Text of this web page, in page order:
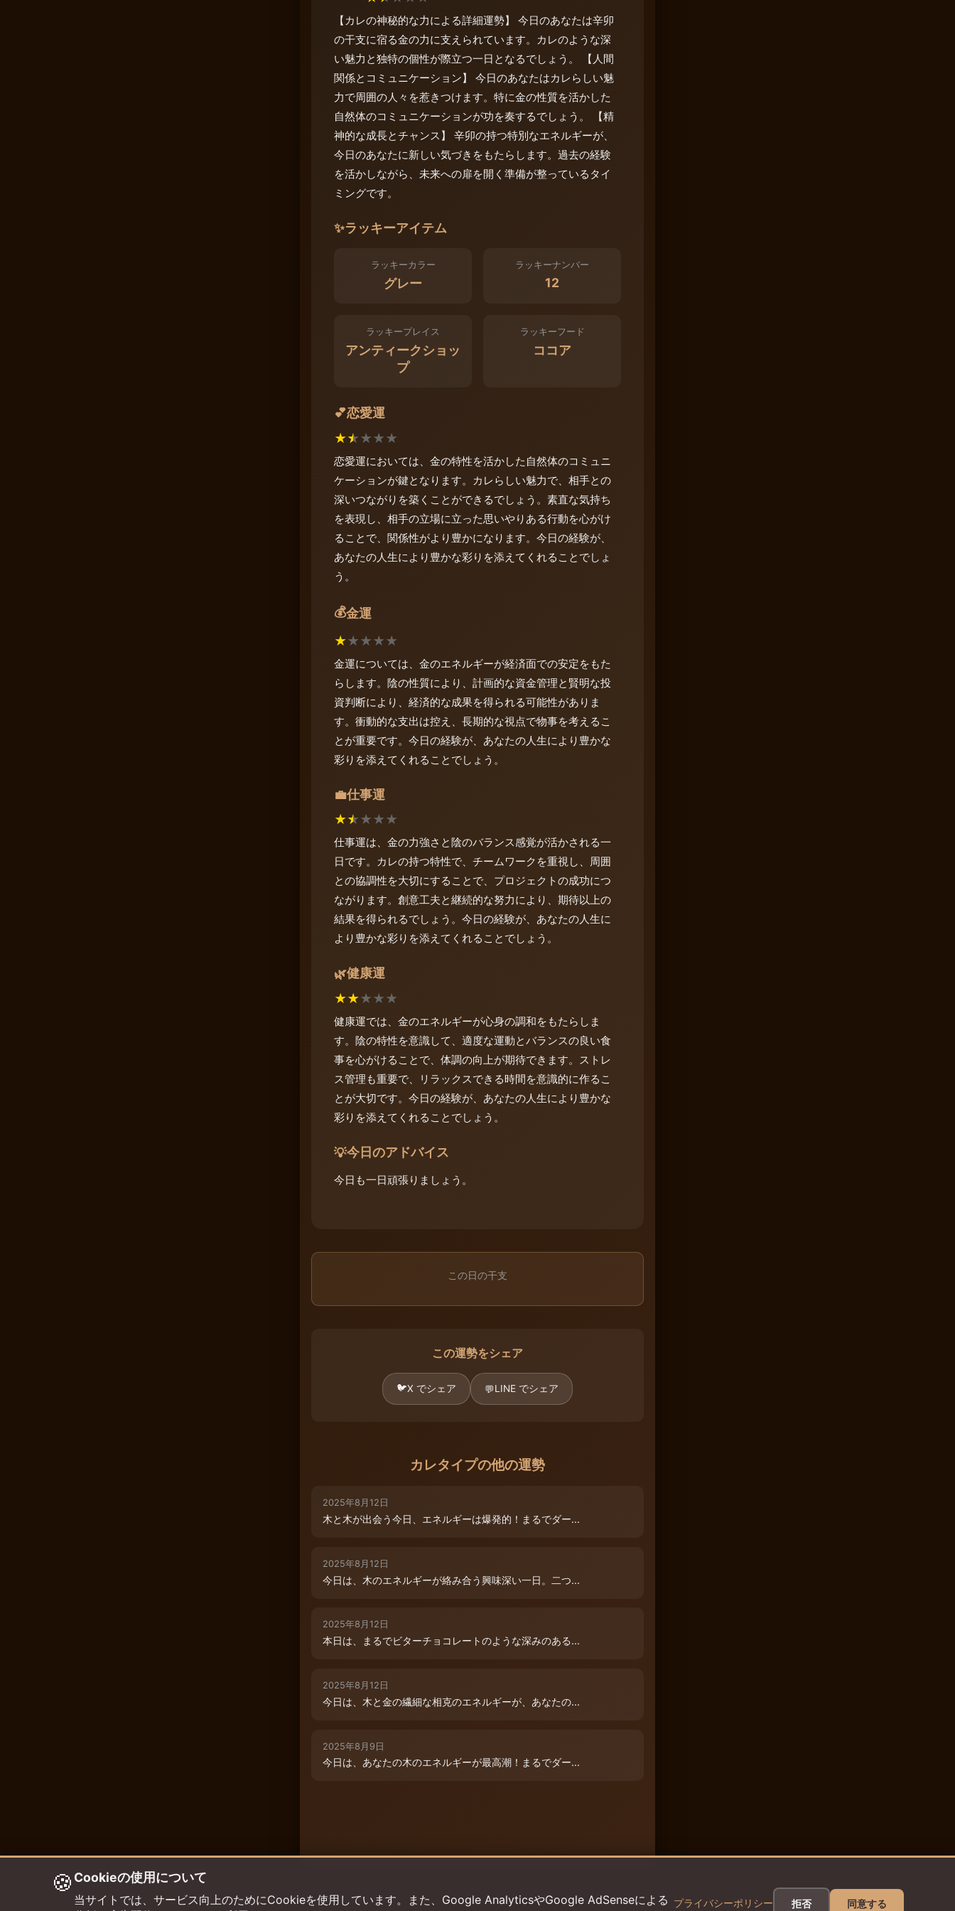
【カレの神秘的な力による詳細運勢】 今日のあなたは辛卯
の干支に宿る金の力に支えられています。カレのような深
い魅力と独特の個性が際立つ一日となるでしょう。 【人間
関係とコミュニケーション】 今日のあなたはカレらしい魅
力で周囲の人々を惹きつけます。特に金の性質を活かした
自然体のコミュニケーションが功を奏するでしょう。 【精
神的な成長とチャンス】 辛卯の持つ特別なエネルギーが、
今日のあなたに新しい気づきをもたらします。過去の経験
を活かしながら、未来への扉を開く準備が整っているタイ
ミングです。
✨ラッキーアイテム
ラッキーカラー
グレー
ラッキーナンバー
12
ラッキープレイス
アンティークショッ
プ
ラッキーフード
ココア
💕恋愛運
★★★★★
恋愛運においては、金の特性を活かした自然体のコミュニ
ケーションが鍵となります。カレらしい魅力で、相手との
深いつながりを築くことができるでしょう。素直な気持ち
を表現し、相手の立場に立った思いやりある行動を心がけ
ることで、関係性がより豊かになります。今日の経験が、
あなたの人生により豊かな彩りを添えてくれることでしょ
う。
💰金運
★★★★★
金運については、金のエネルギーが経済面での安定をもた
らします。陰の性質により、計画的な資金管理と賢明な投
資判断により、経済的な成果を得られる可能性がありま
す。衝動的な支出は控え、長期的な視点で物事を考えるこ
とが重要です。今日の経験が、あなたの人生により豊かな
彩りを添えてくれることでしょう。
💼仕事運
★★★★★
仕事運は、金の力強さと陰のバランス感覚が活かされる一
日です。カレの持つ特性で、チームワークを重視し、周囲
との協調性を大切にすることで、プロジェクトの成功につ
ながります。創意工夫と継続的な努力により、期待以上の
結果を得られるでしょう。今日の経験が、あなたの人生に
より豊かな彩りを添えてくれることでしょう。
🌿健康運
★★★★★
健康運では、金のエネルギーが心身の調和をもたらしま
す。陰の特性を意識して、適度な運動とバランスの良い食
事を心がけることで、体調の向上が期待できます。ストレ
ス管理も重要で、リラックスできる時間を意識的に作るこ
とが大切です。今日の経験が、あなたの人生により豊かな
彩りを添えてくれることでしょう。
💡今日のアドバイス
今日も一日頑張りましょう。
この日の干支
この運勢をシェア
🐦X でシェア 💬LINE でシェア
カレタイプの他の運勢
2025年8月12日
木と木が出会う今日、エネルギーは爆発的！まるでダー...
2025年8月12日
今日は、木のエネルギーが絡み合う興味深い一日。二つ...
2025年8月12日
本日は、まるでビターチョコレートのような深みのある...
2025年8月12日
今日は、木と金の繊細な相克のエネルギーが、あなたの...
2025年8月9日
今日は、あなたの木のエネルギーが最高潮！まるでダー...
🍪 Cookieの使用について
当サイトでは、サービス向上のためにCookieを使用しています。また、Google AnalyticsやGoogle AdSenseによる プライバシーポリシー 拒否 同意する